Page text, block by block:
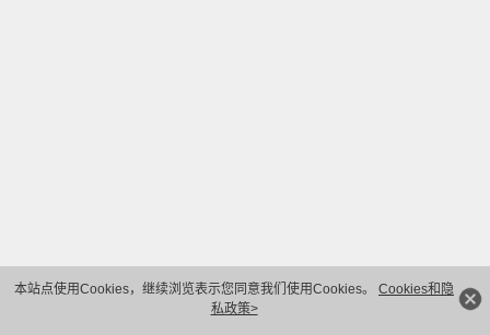
本站点使用Cookies，继续浏览表示您同意我们使用Cookies。 Cookies和隐
私政策>